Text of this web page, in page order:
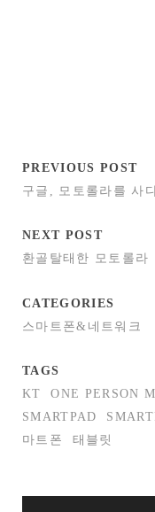
PREVIOUS POST
구글, 모토롤라를 사
NEXT POST
환골탈태한 모토롤라
CATEGORIES
스마트폰&네트워크
TAGS
KT
ONE PERSON
SMARTPAD
마트폰
태블릿